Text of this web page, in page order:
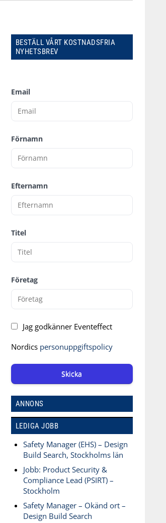
BESTÄLL VÅRT KOSTNADSFRIA
NYHETSBREV
Email
Förnamn
Efternamn
Titel
Företag
Jag godkänner Eventeffect
Nordics personuppgiftspolicy
Skicka
ANNONS
LEDIGA JOBB
Safety Manager (EHS) – Design
Build Search, Stockholms län
Jobb: Product Security &
Compliance Lead (PSIRT) –
Stockholm
Safety Manager – Okänd ort –
Design Build Search